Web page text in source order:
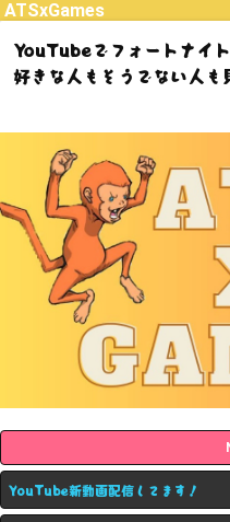
ATSxGames
YouTubeでフォートナイ
好きな人もそうでない人も
YouTube新動画配信してます！